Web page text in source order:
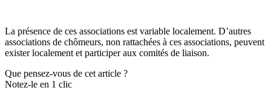
La présence de ces associations est variable localement. D’autres
associations de chômeurs, non rattachées à ces associations, peuvent
exister localement et participer aux comités de liaison.
Que pensez-vous de cet article ?
Notez-le en 1 clic